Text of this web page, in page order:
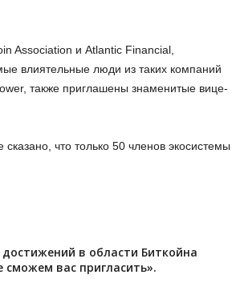
Association и Atlantic Financial,
влиятельные люди из таких компаний
также приглашены знаменитые вице-
что только 50 членов экосистемы
в области Биткойна
сможем вас пригласить».